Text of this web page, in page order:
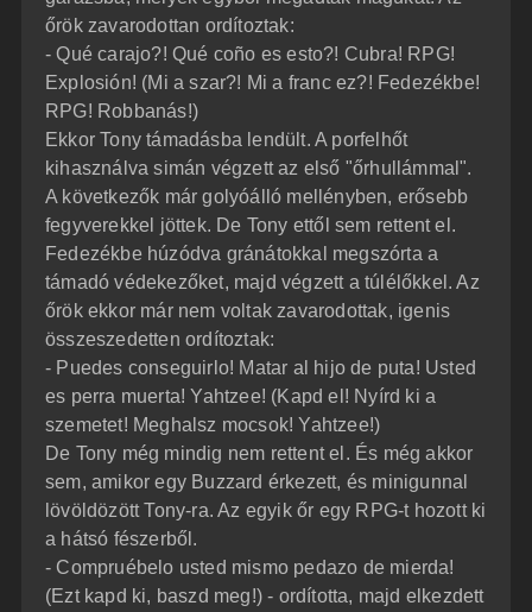
őrök zavarodottan ordítoztak:
- Qué carajo?! Qué coño es esto?! Cubra! RPG!
Explosión! (Mi a szar?! Mi a franc ez?! Fedezékbe!
RPG! Robbanás!)
Ekkor Tony támadásba lendült. A porfelhőt
kihasználva simán végzett az első "őrhullámmal".
A következők már golyóálló mellényben, erősebb
fegyverekkel jöttek. De Tony ettől sem rettent el.
Fedezékbe húzódva gránátokkal megszórta a
támadó védekezőket, majd végzett a túlélőkkel. Az
őrök ekkor már nem voltak zavarodottak, igenis
összeszedetten ordítoztak:
- Puedes conseguirlo! Matar al hijo de puta! Usted
es perra muerta! Yahtzee! (Kapd el! Nyírd ki a
szemetet! Meghalsz mocsok! Yahtzee!)
De Tony még mindig nem rettent el. És még akkor
sem, amikor egy Buzzard érkezett, és minigunnal
lövöldözött Tony-ra. Az egyik őr egy RPG-t hozott ki
a hátsó fészerből.
- Compruébelo usted mismo pedazo de mierda!
(Ezt kapd ki, baszd meg!) - ordította, majd elkezdett